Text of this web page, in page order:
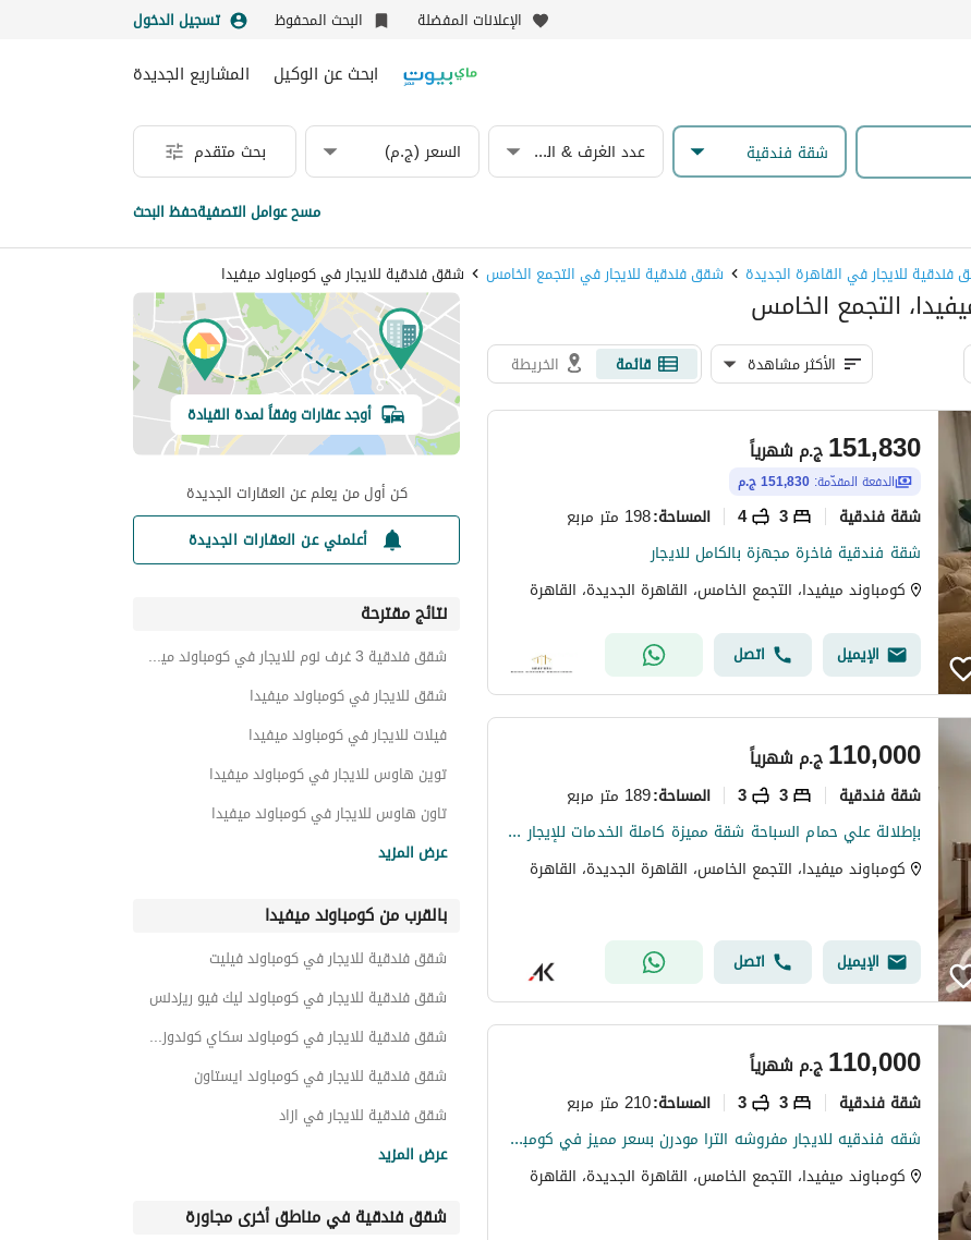
الإعلانات المفضلة البحث المحفوظ تسجيل الدخول
ابحث عن الوكيل المشاريع الجديدة
شقة فندقية عدد الغرف & الحمامات السعر (ج.م) بحث متقدم
مسح عوامل التصفيةحفظ البحث
فندقية للايجار في القاهرة الجديدة شقق فندقية للايجار في التجمع الخامس شقق فندقية للايجار في كومباوند ميفيدا
التجمع الخامس
الأكثر مشاهدة قائمة الخريطة
ج.م151,830 شهرياً
الدفعة المقدّمة: 151,830 ج.م
شقة فندقية 3
4 المساحة:198 متر مربع
شقة فندقية فاخرة مجهزة بالكامل للايجار
كومباوند ميفيدا، التجمع الخامس، القاهرة الجديدة، القاهرة
الإيميل اتصل
ج.م110,000 شهرياً
شقة فندقية 3
3 المساحة:189 متر مربع
بإطلالة علي حمام السباحة شقة مميزة كاملة الخدمات للإيجار في ميفيدا - القاهرة الجديدة
كومباوند ميفيدا، التجمع الخامس، القاهرة الجديدة، القاهرة
الإيميل اتصل
ج.م110,000 شهرياً
شقة فندقية 3
3 المساحة:210 متر مربع
شقه فندقيه للايجار مفروشه الترا مودرن بسعر مميز في كومبوند ميفيدا اول سكن
كومباوند ميفيدا، التجمع الخامس، القاهرة الجديدة، القاهرة
أوجد عقارات وفقاً لمدة القيادة
كن أول من يعلم عن العقارات الجديدة
أعلمني عن العقارات الجديدة
نتائج مقترحة
شقق فندقية 3 غرف نوم للايجار في كومباوند ميفيدا
شقق للايجار في كومباوند ميفيدا
فيلات للايجار في كومباوند ميفيدا
توين هاوس للايجار في كومباوند ميفيدا
تاون هاوس للايجار في كومباوند ميفيدا
بنتهاوس للايجار في كومباوند ميفيدا
شاليهات للايجار في كومباوند ميفيدا
عقارات للايجار في كومباوند ميفيدا
عرض المزيد
بالقرب من كومباوند ميفيدا
شقق فندقية للايجار في كومباوند فيليت
شقق فندقية للايجار في كومباوند ليك فيو ريزدنس
شقق فندقية للايجار في كومباوند سكاي كوندوز سوديك
شقق فندقية للايجار في كومباوند ايستاون
شقق فندقية للايجار في ازاد
شقق فندقية للايجار في كومباوند بورتو نيو كايرو - نيوم
عرض المزيد
شقق فندقية في مناطق أخرى مجاورة